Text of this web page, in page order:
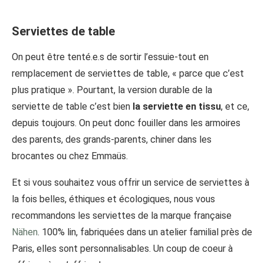
Serviettes de table
On peut être tenté.e.s de sortir l’essuie-tout en
remplacement de serviettes de table, « parce que c’est
plus pratique ». Pourtant, la version durable de la
serviette de table c’est bien la serviette en tissu, et ce,
depuis toujours. On peut donc fouiller dans les armoires
des parents, des grands-parents, chiner dans les
brocantes ou chez Emmaüs.
Et si vous souhaitez vous offrir un service de serviettes à
la fois belles, éthiques et écologiques, nous vous
recommandons les serviettes de la marque française
Nähen. 100% lin, fabriquées dans un atelier familial près de
Paris, elles sont personnalisables. Un coup de coeur à